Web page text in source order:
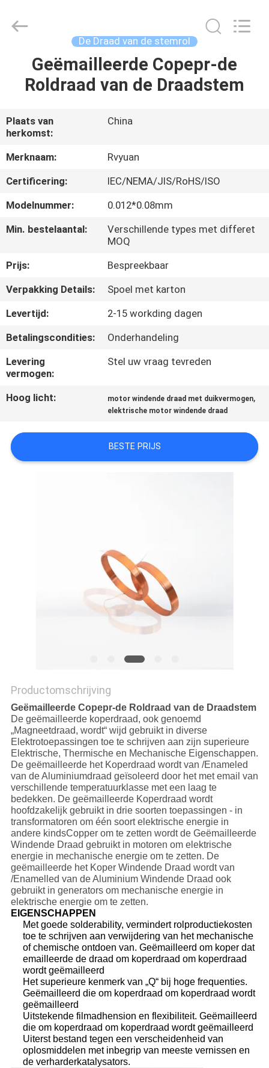
HUIS
VIDEOS
ONGEVEER
ONS
FABRIEKSREIS
KWALITEITSCONTROLE
CONTACTEER
ONS
NIEUWS
OM EEN
CITAAT
Material
Co,.Ltd.
De Draad van de stemrol
Geëmailleerde Copepr-de
Roldraad van de Draadstem
Plaats van
herkomst:
China
Merknaam:
Rvyuan
Certificering:
IEC/NEMA/JIS/RoHS/ISO
Modelnummer:
0.012*0.08mm
Min. bestelaantal:
Verschillende types met differet
MOQ
Prijs:
Bespreekbaar
Verpakking Details:
Spoel met karton
Levertijd:
2-15 workding dagen
Betalingscondities:
Onderhandeling
Levering
vermogen:
Stel uw vraag tevreden
Hoog licht: motor windende draad met duikvermogen,
elektrische motor windende draad
BESTE PRIJS
Productomschrijving
Geëmailleerde Copepr-de Roldraad van de Draadstem
De geëmailleerde koperdraad, ook genoemd
„Magneetdraad, wordt“ wijd gebruikt in diverse
Elektrotoepassingen toe te schrijven aan zijn superieure
Elektrische, Thermische en Mechanische Eigenschappen.
De geëmailleerde het Koperdraad wordt van /Enameled
van de Aluminiumdraad geïsoleerd door het met email van
verschillende temperatuurklasse met een laag te
bedekken. De geëmailleerde Koperdraad wordt
hoofdzakelijk gebruikt in drie soorten toepassingen - in
transformatoren om één soort elektrische energie in
andere kindsCopper om te zetten wordt de Geëmailleerde
Windende Draad gebruikt in motoren om elektrische
energie in mechanische energie om te zetten. De
geëmailleerde het Koper Windende Draad wordt van
/Enamelled van de Aluminium Windende Draad ook
gebruikt in generators om mechanische energie in
elektrische energie om te zetten.
EIGENSCHAPPEN
Met goede solderability, vermindert rolproductiekosten
toe te schrijven aan verwijdering van het mechanische
of chemische ontdoen van. Geëmailleerd om koper dat
emailleerde de draad om koperdraad om koperdraad
wordt geëmailleerd
Het superieure kenmerk van „Q“ bij hoge frequenties.
Geëmailleerd die om koperdraad om koperdraad wordt
geëmailleerd
Uitstekende filmadhension en flexibiliteit. Geëmailleerd
die om koperdraad om koperdraad wordt geëmailleerd
Uiterst bestand tegen een verscheidenheid van
oplosmiddelen met inbegrip van meeste vernissen en
de verharderkatalysators.